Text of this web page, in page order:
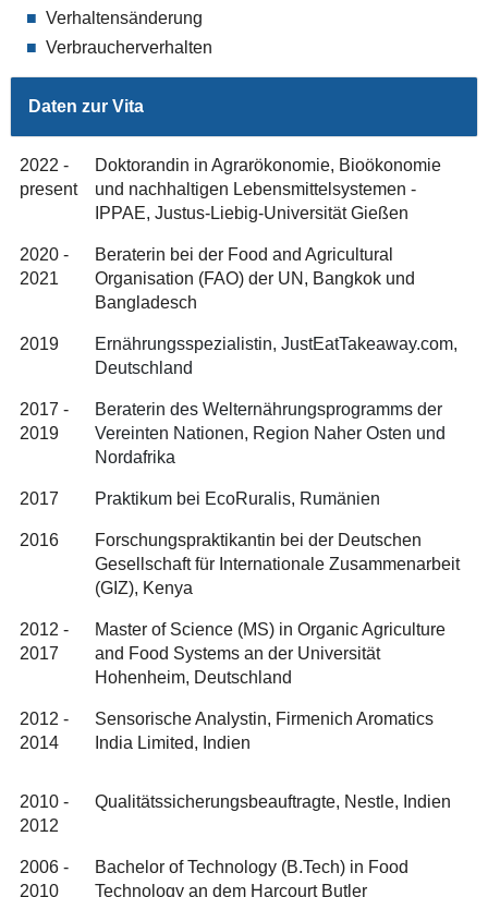
Verhaltensänderung
Verbraucherverhalten
Daten zur Vita
2022 -
present
Doktorandin in Agrarökonomie, Bioökonomie
und nachhaltigen Lebensmittelsystemen -
IPPAE, Justus-Liebig-Universität Gießen
2020 -
2021
Beraterin bei der Food and Agricultural
Organisation (FAO)der UN, Bangkok und
Bangladesch
2019
Ernährungsspezialistin, JustEatTakeaway.com,
Deutschland
2017 -
2019
Beraterin des Welternährungsprogramms der
Vereinten Nationen, Region Naher Osten und
Nordafrika
2017 Praktikum bei EcoRuralis, Rumänien
2016
Forschungspraktikantin bei der Deutschen
Gesellschaft für Internationale Zusammenarbeit
(GIZ), Kenya
2012 -
2017
Master of Science (MS) in Organic Agriculture
and Food Systems an der Universität
Hohenheim, Deutschland
2012 -
2014
Sensorische Analystin, Firmenich Aromatics
India Limited, Indien
2010 -
2012
Qualitätssicherungsbeauftragte, Nestle, Indien
2006 -
2010
Bachelor of Technology (B.Tech) in Food
Technology an dem Harcourt Butler